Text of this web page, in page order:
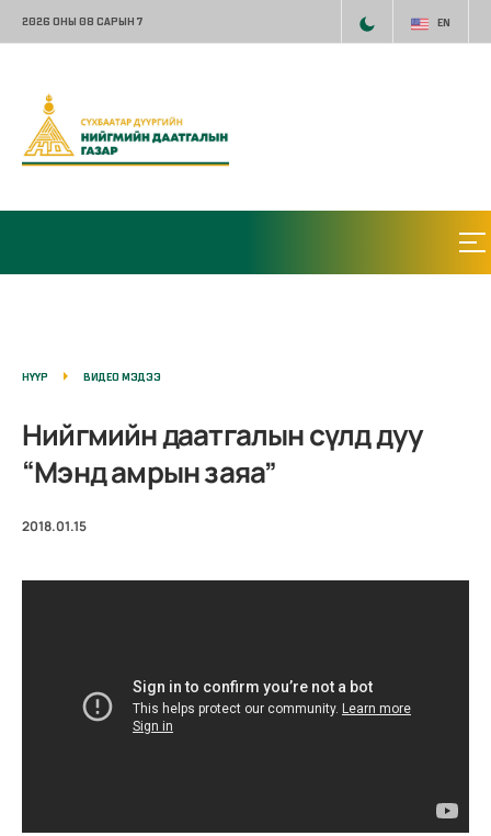
2026 ОНЫ 08 САРЫН 7 EN
НҮҮР ВИДЕО МЭДЭЭ
Нийгмийн даатгалын сүлд дуу
“Мэнд амрын заяа”
2018.01.15